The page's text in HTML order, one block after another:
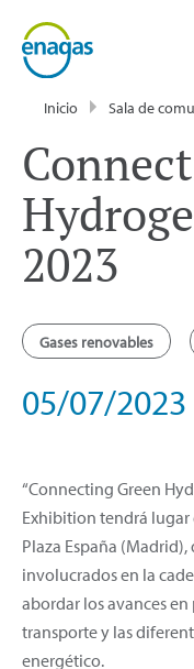
Inicio Sala de
2023
Gases renovables
05/07/
“Connecting Green
Exhibition tendrá lugar
Plaza España
involucrados en la
abordar los avances
transporte y las
energético.